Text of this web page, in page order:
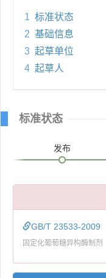
1 标准状态
2 基础信息
3 起草单位
4 起草人
标准状态
发布
GB/T 23533-2009
固定化葡萄糖异构酶制剂